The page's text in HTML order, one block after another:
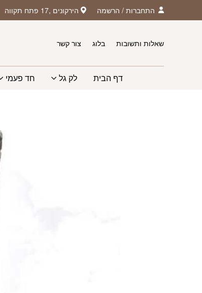
Skip to Content
התחברות / הרשמה הירקונים ,17 פתח תקווה
שאלות ותשובות
בלוג צור קשר
דף הבית לק גל חד פעמי
בחזרה למעלה